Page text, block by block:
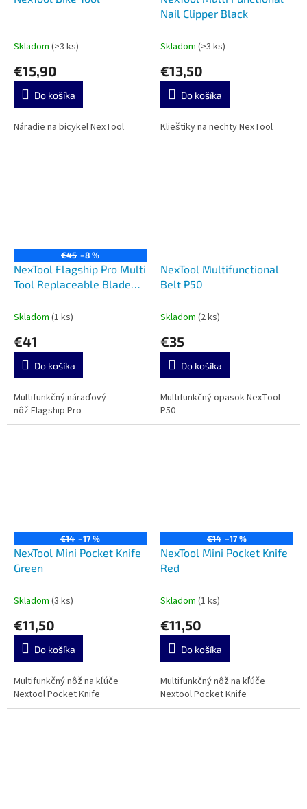
Skladom (>3 ks)
€15,90
Do košíka
Náradie na bicykel NexTool
Nail Clipper Black
Skladom (>3 ks)
€13,50
Do košíka
Klieštiky na nechty NexTool
€45 –8 %
NexTool Flagship Pro Multi
Tool Replaceable Blade
Skladom (1 ks)
€41
Do košíka
Multifunkčný náraďový
nôž Flagship Pro
NexTool Multifunctional
Belt P50
Skladom (2 ks)
€35
Do košíka
Multifunkčný opasok NexTool
P50
€14 –17 %
NexTool Mini Pocket Knife
Green
Skladom (3 ks)
€11,50
Do košíka
Multifunkčný nôž na kľúče
Nextool Pocket Knife
€14 –17 %
NexTool Mini Pocket Knife
Red
Skladom (1 ks)
€11,50
Do košíka
Multifunkčný nôž na kľúče
Nextool Pocket Knife